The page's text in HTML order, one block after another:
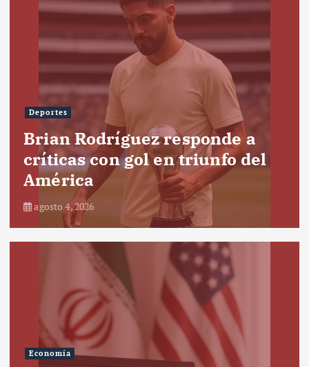
Deportes
Brian Rodríguez responde a
críticas con gol en triunfo del
América
agosto 4, 2026
Economía